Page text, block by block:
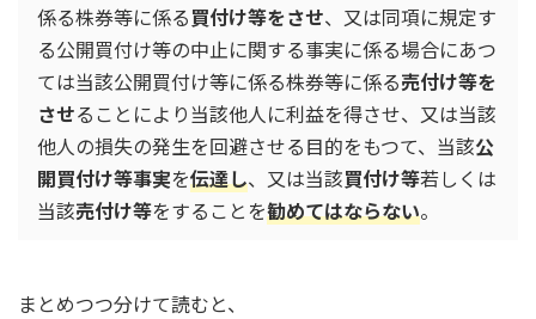
係る株券等に係る買付け等をさせ、又は同項に規定す
る公開買付け等の中止に関する事実に係る場合にあつ
ては当該公開買付け等に係る株券等に係る売付け等を
させることにより当該他人に利益を得させ、又は当該
他人の損失の発生を回避させる目的をもつて、当該公
開買付け等事実を伝達し、又は当該買付け等若しくは
当該売付け等をすることを勧めてはならない。
まとめつつ分けて読むと、